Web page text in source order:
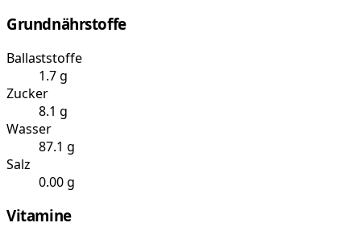
Grundnährstoffe
Ballaststoffe
1.7 g
Zucker
8.1 g
Wasser
87.1 g
Salz
0.00 g
Vitamine